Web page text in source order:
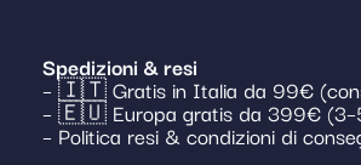
Spedizioni & resi
– 🇮🇹 Gratis in Italia da 99€
– 🇪🇺 Europa gratis da 399€
– Politica resi & condizioni di